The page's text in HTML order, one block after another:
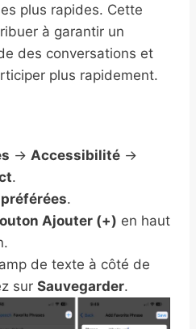
plus rapides. Cette
à garantir un
des conversations et
plus rapidement.
→ Accessibilité →
.
.
Ajouter (+) en haut
de texte à côté de
sur Sauvegarder.